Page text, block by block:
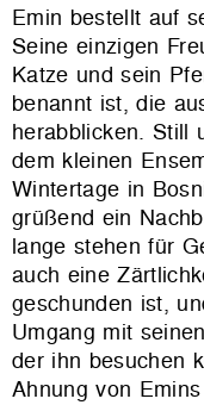
Emin bestellt auf
Seine einzigen
Katze und sein
benannt ist, die
herabblicken. Still
dem kleinen
Wintertage in
grüßend ein
lange stehen für
auch eine
geschunden ist,
Umgang mit
der ihn besuchen
Ahnung von